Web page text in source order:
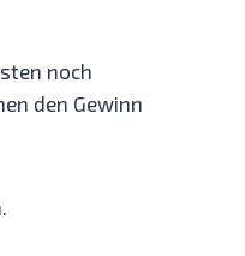
noch
den Gewinn